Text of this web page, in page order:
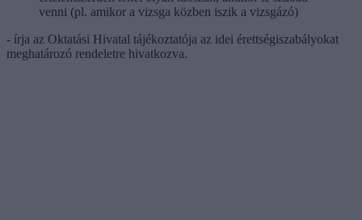
venni (pl. amikor a vizsga közben iszik a vizsgázó)
- írja az Oktatási Hivatal tájékoztatója az idei érettségiszabályokat
meghatározó rendeletre hivatkozva.